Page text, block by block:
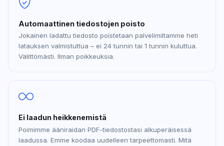
Automaattinen tiedostojen poisto
Jokainen ladattu tiedosto poistetaan palvelimiltamme heti
latauksen valmistuttua – ei 24 tunnin tai 1 tunnin kuluttua.
Välittömästi. Ilman poikkeuksia.
Ei laadun heikkenemistä
Poimimme ääniraidan PDF-tiedostostasi alkuperäisessä
laadussa. Emme koodaa uudelleen tarpeettomasti. Mitä